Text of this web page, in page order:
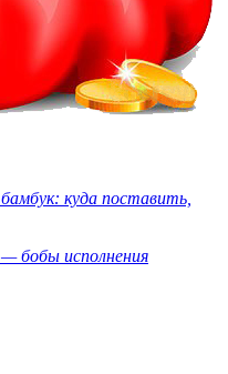
куда поставить,
бобы исполнения